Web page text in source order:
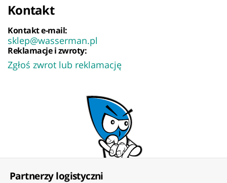
Kontakt
Kontakt e-mail:
sklep@wasserman.pl
Reklamacje i zwroty:
Zgłoś zwrot lub reklamację
Partnerzy logistyczni